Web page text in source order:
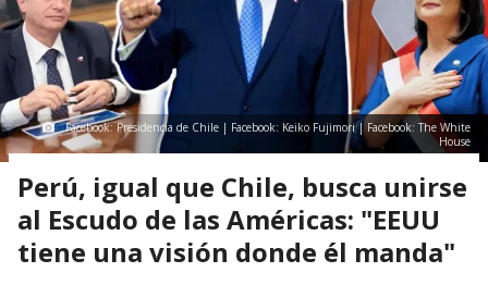
Facebook: Presidencia de Chile | Facebook: Keiko Fujimori | Facebook: The White
House
Perú, igual que Chile, busca unirse
al Escudo de las Américas: "EEUU
tiene una visión donde él manda"